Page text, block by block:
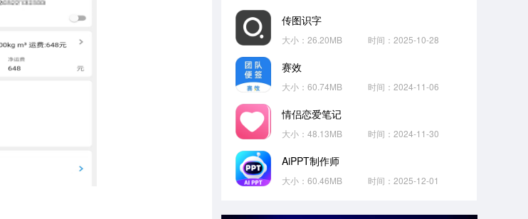
传图识字
大小：26.20MB 时间：2025-10-28
赛效
大小：60.74MB 时间：2024-11-06
情侣恋爱笔记
大小：48.13MB 时间：2024-11-30
AiPPT制作师
大小：60.46MB 时间：2025-12-01